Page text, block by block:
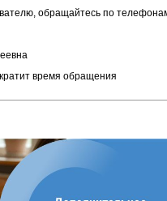
обращайтесь по
время обращения